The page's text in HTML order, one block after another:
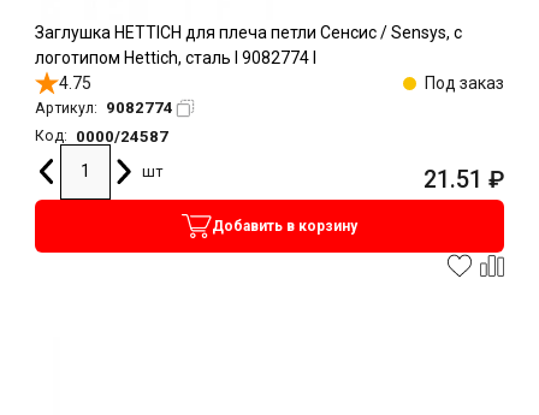
Заглушка HETTICH для плеча петли Сенсис / Sensys, с
логотипом Hettich, сталь l 9082774 l
4.75
Под заказ
Артикул: 9082774
Код:
0000/24587
шт
21.51 ₽
Добавить в корзину